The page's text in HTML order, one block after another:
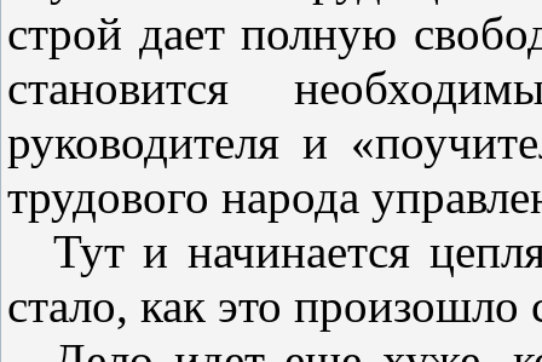
строй дает полную
становится
руководителя и
трудового народа
Тут и начинается
стало, как это